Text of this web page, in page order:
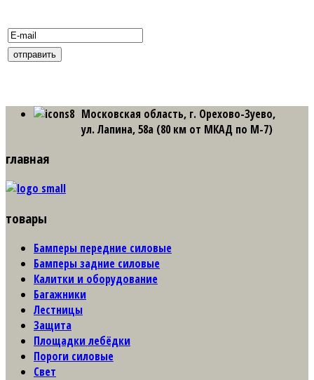
Московская область, г. Орехово-Зуево,
ул. Лапина, 58а (80 км от МКАД по М-7)
главная
товары
Бамперы передние силовые
Бамперы задние силовые
Калитки и оборудование
Багажники
Лестницы
Защита
Площадки лебёдки
Пороги силовые
Свет